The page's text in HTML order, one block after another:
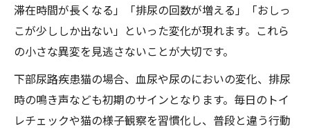
滞在時間が長くなる」「排尿の回数が増える」「おしっ
こが少ししか出ない」といった変化が現れます。これら
の小さな異変を見逃さないことが大切です。
下部尿路疾患猫の場合、血尿や尿のにおいの変化、排尿
時の鳴き声なども初期のサインとなります。毎日のトイ
レチェックや猫の様子観察を習慣化し、普段と違う行動